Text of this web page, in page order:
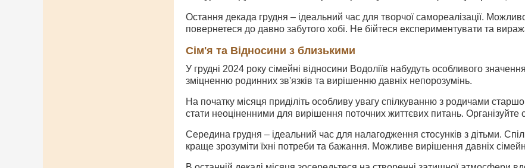
Остання декада грудня – ідеальний час для творчої самореалізації.
повернетеся до давно забутого хобі. Не бійтеся експериментувати та
Сім'я та Відносини з близькими
У грудні 2024 року сімейні відносини Водоліїв набудуть особливого
зміцненню родинних зв'язків та вирішенню давніх непорозумінь.
На початку місяця приділіть особливу увагу спілкуванню з родичами
стати неоціненними для вирішення поточних життєвих питань. Організуйте
Середина грудня – ідеальний час для налагодження стосунків з дітьми.
краще зрозуміти їхні потреби та бажання. Можливе вирішення давніх